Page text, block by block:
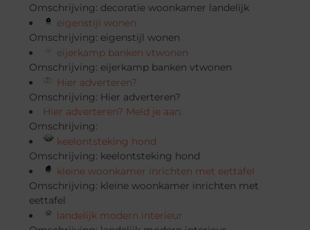
Omschrijving: decoratie woonkamer landelijk
eigenstijl wonen
Omschrijving: eigenstijl wonen
eijerkamp banken vtwonen
Omschrijving: eijerkamp banken vtwonen
Hier adverteren?
Omschrijving: Hier adverteren?
Hier adverteren? Meld je aan.
Omschrijving:
keelontsteking hond
Omschrijving: keelontsteking hond
kleine woonkamer inrichten met eettafel
Omschrijving: kleine woonkamer inrichten met
eettafel
landelijk modern interieur